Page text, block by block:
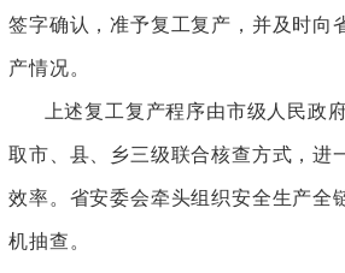
签字确认，准予复工复产，并及时向
产情况。
上述复工复产程序由市级人民政
取市、县、乡三级联合核查方式，进
效率。省安委会牵头组织安全生产全
机抽查。